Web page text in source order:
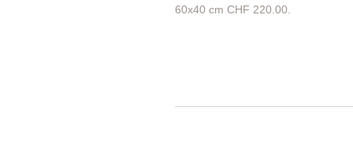
60x40 cm CHF 220.00.